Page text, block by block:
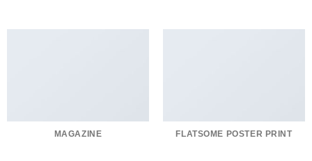
FLATSOME POSTER PRINT
MAGAZINE